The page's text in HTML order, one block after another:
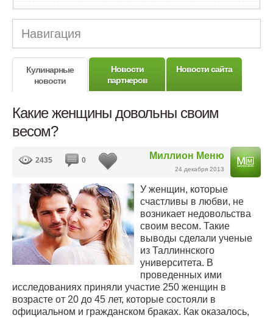
Навигация
Кулинарные
новости
Новости
партнеров
Новости сайта
Какие женщины довольны своим
весом?
Миллион Меню
24 декабря 2013
2435 0
У женщин, которые
счастливы в любви, не
возникает недовольства
своим весом. Такие
выводы сделали ученые
из Таллиннского
университета. В
проведенных ими
исследованиях приняли участие 250 женщин в
возрасте от 20 до 45 лет, которые состояли в
официальном и гражданском браках. Как оказалось,